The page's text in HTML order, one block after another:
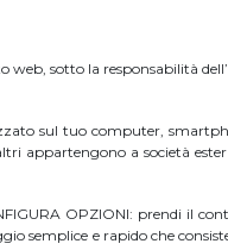
web, sotto la responsabilità
sul tuo computer,
appartengono a società
OPZIONI: prendi il
semplice e rapido che